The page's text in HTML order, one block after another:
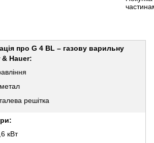
про G 4 BL – газову варильну
Hauer:
решітка
кВт